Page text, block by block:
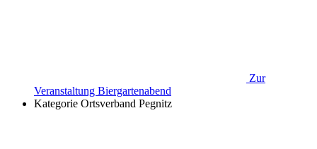
Zur
Veranstaltung Biergartenabend
Kategorie Ortsverband Pegnitz